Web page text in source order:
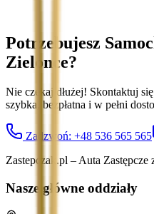
Potrzebujesz
Zielonce?
Nie czekaj dłużej! Skontaktuj
szybka, bezpłatna i w pełni
Zadzwoń: +48 536 565 565
Zastepczak.pl – Auta Zastępcze
Nasze główne oddziały